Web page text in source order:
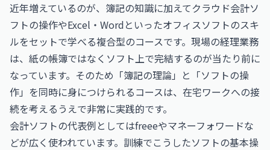
近年増えているのが、簿記の知識に加えてクラウド会計ソ
フトの操作やExcel・Wordといったオフィスソフトのスキ
ルをセットで学べる複合型のコースです。現場の経理業務
は、紙の帳簿ではなくソフト上で完結するのが当たり前に
なっています。そのため「簿記の理論」と「ソフトの操
作」を同時に身につけられるコースは、在宅ワークへの接
続を考えるうえで非常に実践的です。
会計ソフトの代表例としてはfreeeやマネーフォワードな
どが広く使われています。訓練でこうしたソフトの基本操